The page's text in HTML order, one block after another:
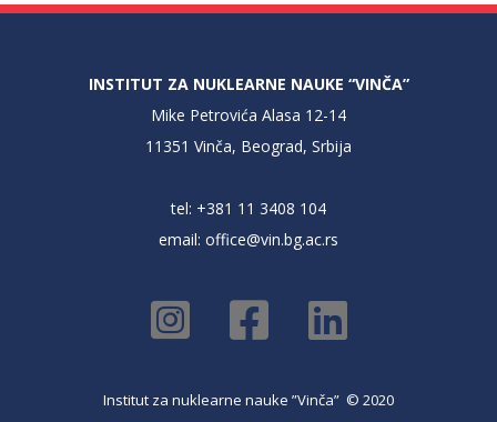
INSTITUT ZA NUKLEARNE NAUKE “VINČA”
Mike Petrovića Alasa 12-14
11351 Vinča, Beograd, Srbija
tel: +381 11 3408 104
email: office@vin.bg.ac.rs
Institut za nuklearne nauke ”Vinča” © 2020